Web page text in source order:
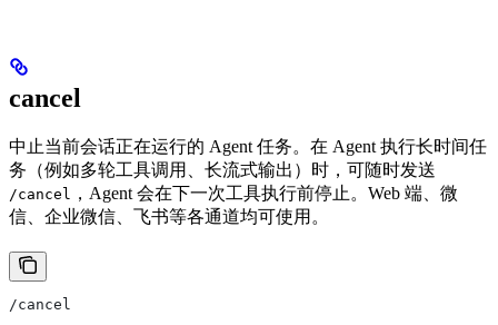
cancel
中止当前会话正在运行的 Agent 任务。在 Agent 执行长时间任
务（例如多轮工具调用、长流式输出）时，可随时发送
/cancel
，Agent 会在下一次工具执行前停止。Web 端、微
信、企业微信、飞书等各通道均可使用。
/cancel